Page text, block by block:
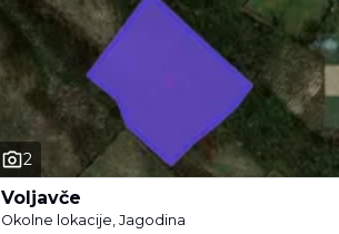
2
Voljavče
Okolne lokacije, Jagodina